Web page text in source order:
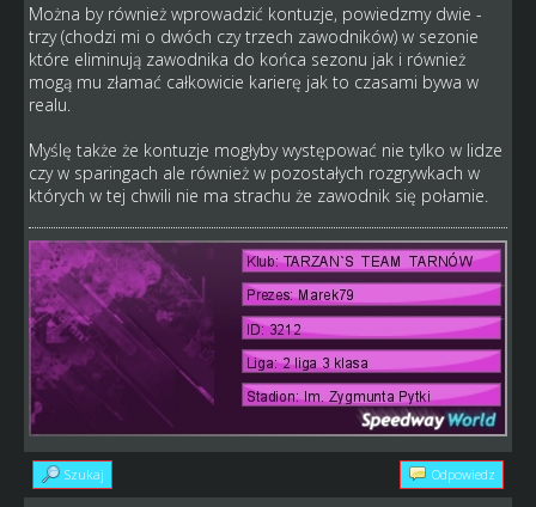
Można by również wprowadzić kontuzje, powiedzmy dwie -
trzy (chodzi mi o dwóch czy trzech zawodników) w sezonie
które eliminują zawodnika do końca sezonu jak i również
mogą mu złamać całkowicie karierę jak to czasami bywa w
realu.
Myślę także że kontuzje mogłyby występować nie tylko w lidze
czy w sparingach ale również w pozostałych rozgrywkach w
których w tej chwili nie ma strachu że zawodnik się połamie.
Szukaj Odpowiedz